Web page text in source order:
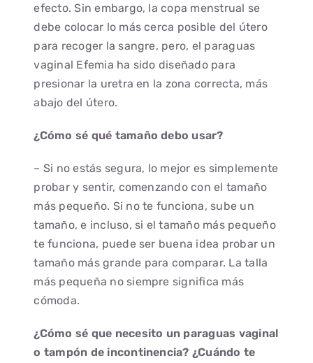
efecto. Sin embargo, la copa menstrual se
debe colocar lo más cerca posible del útero
para recoger la sangre, pero, el paraguas
vaginal Efemia ha sido diseñado para
presionar la uretra en la zona correcta, más
abajo del útero.
¿Cómo sé qué tamaño debo usar?
– Si no estás segura, lo mejor es simplemente
probar y sentir, comenzando con el tamaño
más pequeño. Si no te funciona, sube un
tamaño, e incluso, si el tamaño más pequeño
te funciona, puede ser buena idea probar un
tamaño más grande para comparar. La talla
más pequeña no siempre significa más
cómoda.
¿Cómo sé que necesito un paraguas vaginal
o tampón de incontinencia? ¿Cuándo te